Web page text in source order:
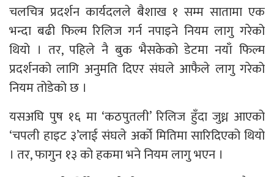
चलचित्र प्रदर्शन कार्यदलले बैशाख १ सम्म सातामा एक
भन्दा बढी फिल्म रिलिज गर्न नपाइने नियम लागु गरेको
थियो । तर, पहिले नै बुक भैसकेको डेटमा नयाँ फिल्म
प्रदर्शनको लागि अनुमति दिएर संघले आफैले लागु गरेको
नियम तोडेको छ ।
यसअघि पुष १६ मा ‘कठपुतली’ रिलिज हुँदा जुध्न आएको
‘चपली हाइट ३’लाई संघले अर्को मितिमा सारिदिएको थियो
। तर, फागुन १३ को हकमा भने नियम लागु भएन ।